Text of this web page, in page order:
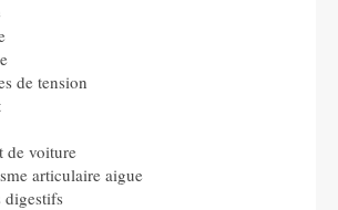
de tension
de voiture
articulaire aigue
digestifs